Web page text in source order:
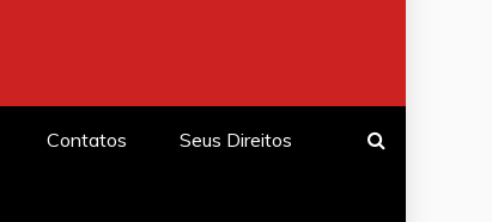
Contatos Seus Direitos